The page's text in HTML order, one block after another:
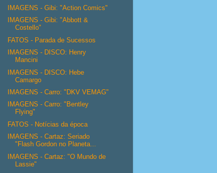
IMAGENS - Gibi: "Action Comics"
IMAGENS - Gibi: "Abbott &
Costello"
FATOS - Parada de Sucessos
IMAGENS - DISCO: Henry
Mancini
IMAGENS - DISCO: Hebe
Camargo
IMAGENS - Carro: "DKV VEMAG"
IMAGENS - Carro: "Bentley
Flying"
FATOS - Notícias da época
IMAGENS - Cartaz: Seriado
"Flash Gordon no Planeta...
IMAGENS - Cartaz: "O Mundo de
Lassie"